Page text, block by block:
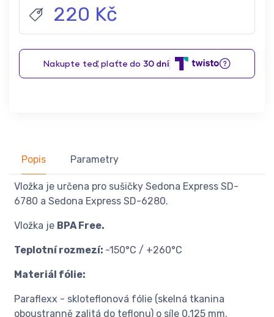
220 Kč
Popis Parametry
Vložka je určena pro sušičky Sedona Express SD-
6780 a Sedona Express SD-6280.
Vložka je BPA Free.
Teplotní rozmezí: -150°C / +260°C
Materiál fólie:
Paraflexx - skloteflonová fólie (skelná tkanina
oboustranně zalitá do teflonu) o síle 0,125 mm.